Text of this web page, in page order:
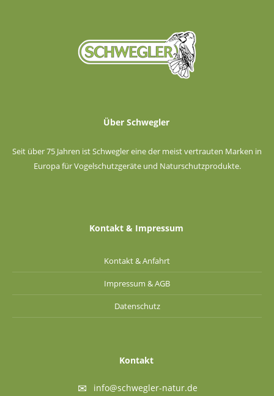
Über Schwegler
Seit über 75 Jahren ist Schwegler eine der meist vertrauten Marken in
Europa für Vogelschutzgeräte und Naturschutzprodukte.
Kontakt & Impressum
Kontakt & Anfahrt
Impressum & AGB
Datenschutz
Kontakt
info@schwegler-natur.de